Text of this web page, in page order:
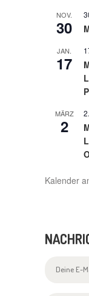
NOV.
30
JAN.
17
MÄRZ
2
Kalender